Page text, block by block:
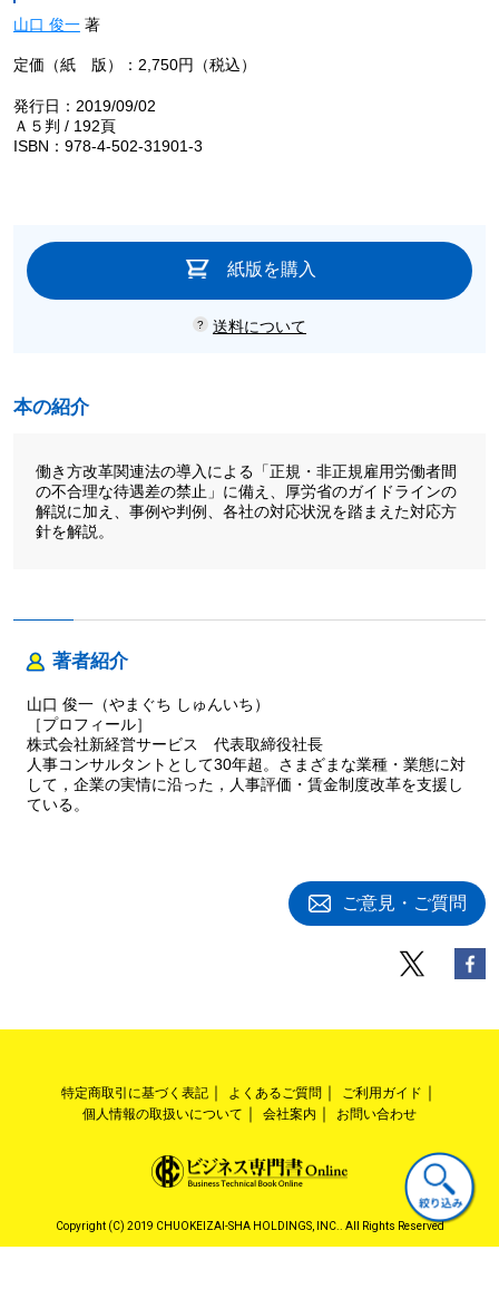
山口 俊一著
定価（紙 版）：2,750円（税込）
発行日：2019/09/02
Ａ５判 / 192頁
ISBN：978-4-502-31901-3
紙版を購入
送料について
本の紹介
働き方改革関連法の導入による「正規・非正規雇用労働者間
の不合理な待遇差の禁止」に備え、厚労省のガイドラインの
解説に加え、事例や判例、各社の対応状況を踏まえた対応方
針を解説。
著者紹介
山口 俊一（やまぐち しゅんいち）
［プロフィール］
株式会社新経営サービス 代表取締役社長
人事コンサルタントとして30年超。さまざまな業種・業態に対
して，企業の実情に沿った，人事評価・賃金制度改革を支援し
ている。
ご意見・ご質問
特定商取引に基づく表記 よくあるご質問
ご利用ガイド
個人情報の取扱いについて
会社案内 お問い合わせ
Copyright (C) 2019 CHUOKEIZAI-SHA HOLDINGS, INC.. All Rights Reserved